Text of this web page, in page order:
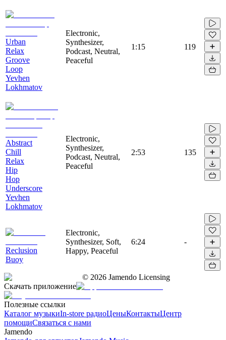
Urban
Relax
Groove
Loop
Yevhen
Lokhmatov
Electronic,
Synthesizer,
Podcast, Neutral,
Peaceful
1:15 119
Abstract
Chill
Relax
Hip
Hop
Underscore
Yevhen
Lokhmatov
Electronic,
Synthesizer,
Podcast, Neutral,
Peaceful
2:53 135
Reclusion
Buoy
Electronic,
Synthesizer, Soft,
Happy, Peaceful
6:24 -
© 2026 Jamendo Licensing
Скачать приложение
Полезные ссылки
Каталог музыкиIn-store радиоЦеныКонтактыЦентр
помощиСвязаться с нами
Jamendo